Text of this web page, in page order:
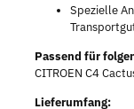
Spezielle
Passend für
CITROEN C4
Lieferumfang: